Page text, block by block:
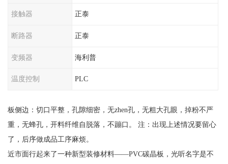
接触器 正泰
断路器 正泰
变频器 海利普
温度控制 PLC
板侧边：切口平整，孔隙细密，无zhen孔，无粗大孔眼，掉粉不严
重，无蜂孔，开料纤维自脱落，不蹦口。 注：出现上述情况要留心
了，后序做成品工序麻烦。
近市面行起来了一种新型装修材料——PVC碳晶板，光听名字是不